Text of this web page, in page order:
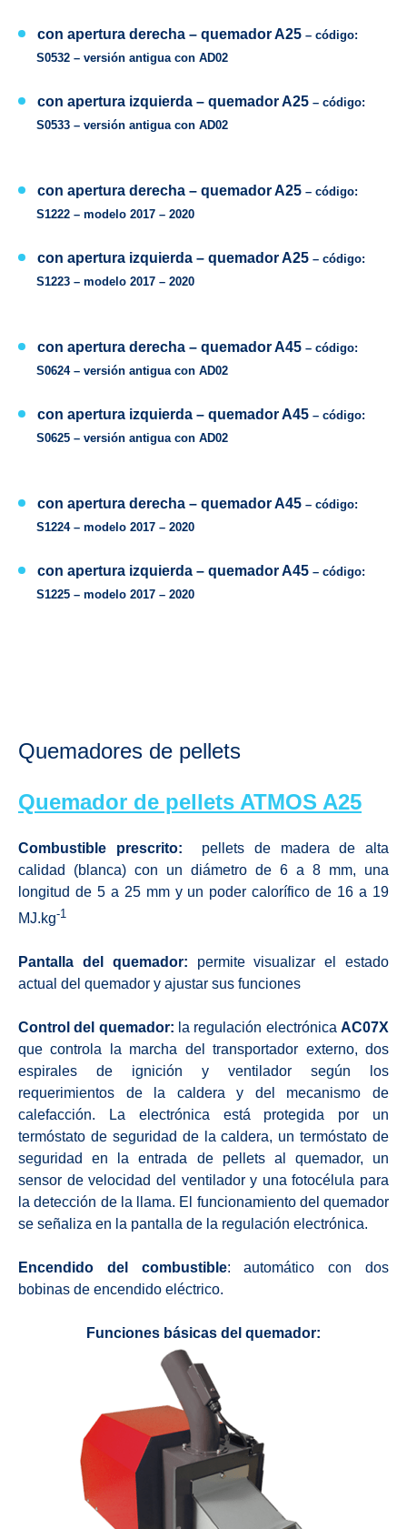
con apertura derecha – quemador A25 – código:
S0532 – versión antigua con AD02
con apertura izquierda – quemadorA25 – código:
S0533 – versión antigua con AD02
con apertura derecha – quemadorA25 – código:
S1222 – modelo 2017 – 2020
con apertura izquierda – quemadorA25 – código:
S1223 – modelo 2017 – 2020
con apertura derecha – quemadorA45 – código:
S0624 – versión antigua con AD02
con apertura izquierda – quemadorA45 – código:
S0625 – versión antigua con AD02
con apertura derecha – quemadorA45 – código:
S1224 – modelo 2017 – 2020
con apertura izquierda – quemadorA45 – código:
S1225 – modelo 2017 – 2020
Quemadores de pellets
Quemador de pellets ATMOS A25
Combustible prescrito:
pellets de madera de alta
calidad (blanca) con un diámetro de 6 a 8 mm, una
longitud de 5 a 25 mm y un poder calorífico de 16 a 19
MJ.kg-1
Pantalla del quemador: permite visualizar el estado
actual del quemador y ajustar sus funciones
Control del quemador: la regulación electrónicaAC07X
que controla la marcha del transportador externo, dos
espirales de ignición y ventilador según los
requerimientos de la caldera y del mecanismo de
calefacción. La electrónica está protegida por un
termóstato de seguridad de la caldera, un termóstato de
seguridad en la entrada de pellets al quemador, un
sensor de velocidad del ventilador y una fotocélula para
la detección de la llama. El funcionamiento del quemador
se señaliza en la pantalla de la regulación electrónica.
Encendido del combustible: automático con dos
bobinas de encendido eléctrico.
Funciones básicas del quemador: